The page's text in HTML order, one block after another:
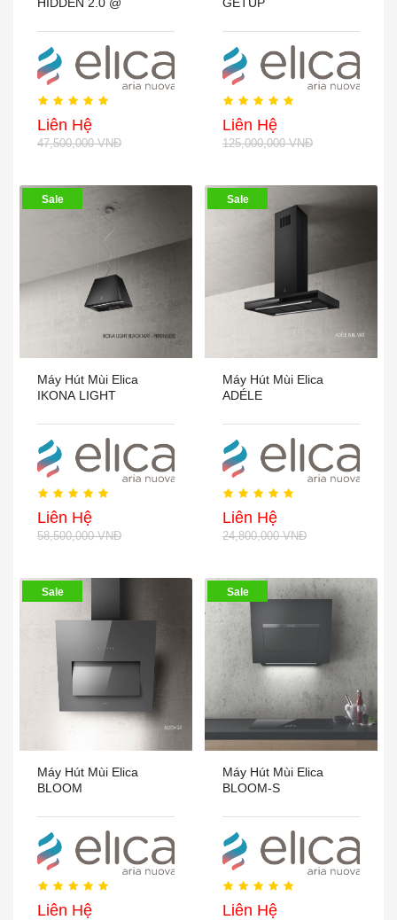
Liên Hệ
47,500,000 VNĐ
Liên Hệ
125,000,000 VNĐ
Sale
Máy Hút Mùi Elica
IKONA LIGHT
Liên Hệ
58,500,000 VNĐ
Sale
Máy Hút Mùi Elica
ADÉLE
Liên Hệ
24,800,000 VNĐ
Sale
Máy Hút Mùi Elica
BLOOM
Liên Hệ
Sale
Máy Hút Mùi Elica
BLOOM-S
Liên Hệ